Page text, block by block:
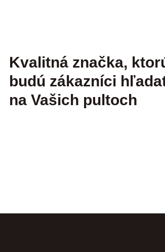
Kvalitná značka,
budú zákazníci
na Vašich pultoch